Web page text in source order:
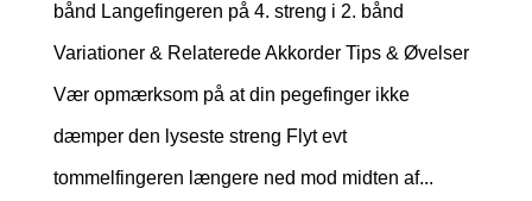
bånd Langefingeren på 4. streng i 2. bånd
Variationer & Relaterede Akkorder Tips & Øvelser
Vær opmærksom på at din pegefinger ikke
dæmper den lyseste streng Flyt evt
tommelfingeren længere ned mod midten af...